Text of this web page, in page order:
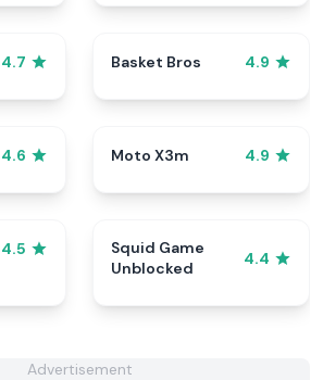
4.7 Basket Bros 4.9
4.6 Moto X3m 4.9
4.5
Squid Game
Unblocked
4.4
Advertisement